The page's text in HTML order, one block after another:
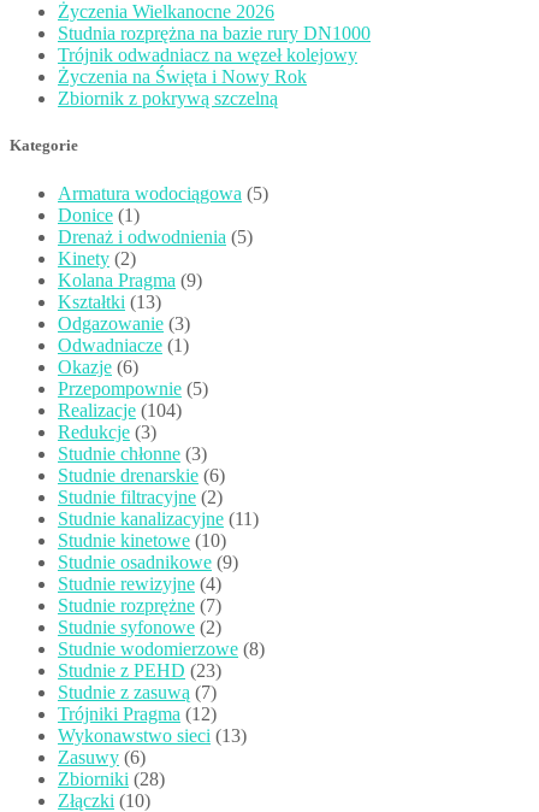
Życzenia Wielkanocne 2026
Studnia rozprężna na bazie rury DN1000
Trójnik odwadniacz na węzeł kolejowy
Życzenia na Święta i Nowy Rok
Zbiornik z pokrywą szczelną
Kategorie
Armatura wodociągowa (5)
Donice (1)
Drenaż i odwodnienia (5)
Kinety (2)
Kolana Pragma (9)
Kształtki (13)
Odgazowanie (3)
Odwadniacze (1)
Okazje (6)
Przepompownie (5)
Realizacje (104)
Redukcje (3)
Studnie chłonne (3)
Studnie drenarskie (6)
Studnie filtracyjne (2)
Studnie kanalizacyjne (11)
Studnie kinetowe (10)
Studnie osadnikowe (9)
Studnie rewizyjne (4)
Studnie rozprężne (7)
Studnie syfonowe (2)
Studnie wodomierzowe (8)
Studnie z PEHD (23)
Studnie z zasuwą (7)
Trójniki Pragma (12)
Wykonawstwo sieci (13)
Zasuwy (6)
Zbiorniki (28)
Złączki (10)